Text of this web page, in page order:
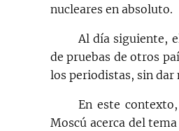
nucleares en absoluto.
Al día siguiente,
de pruebas de otros
los periodistas, sin dar
En este
Moscú acerca del